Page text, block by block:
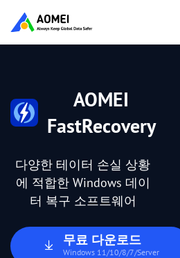
AOMEI
FastRecovery
다양한 테이터 손실 상황
에 적합한 Windows 데이
터 복구 소프트웨어
무료 다운로드
Windows 11/10/8/7/Server